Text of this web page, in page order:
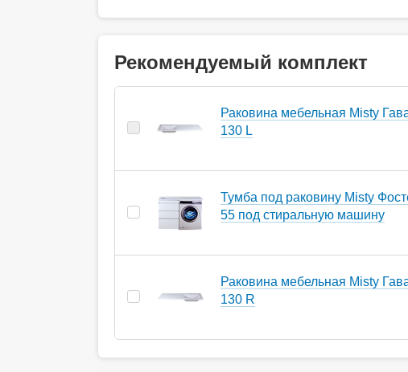
Рекомендуемый комплект
Раковина мебельная Misty
130 L
Тумба под раковину Misty
55 под стиральную машину
Раковина мебельная Misty
130 R